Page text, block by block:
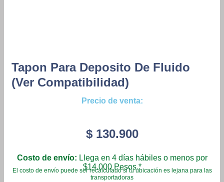
Tapon Para Deposito De Fluido
(ver Compatibilidad)
Precio de venta:
$130.900
Costo de envío: Llega en 4 días hábiles o menos por
$14.000 Pesos.*
El costo de envío puede ser recalculado si tu ubicación es lejana para las
transportadoras